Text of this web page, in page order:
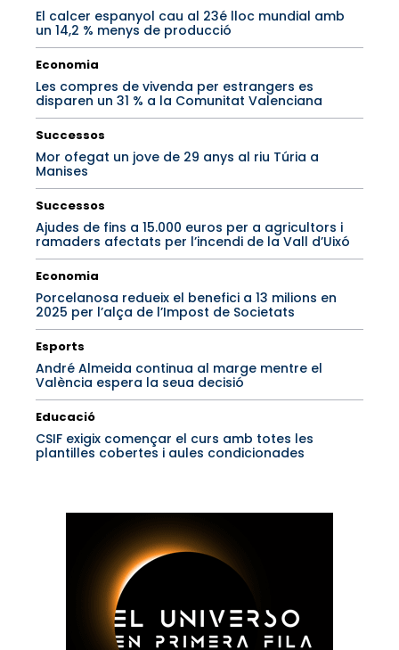
El calcer espanyol cau al 23é lloc mundial amb
un 14,2 % menys de producció
Economia
Les compres de vivenda per estrangers es
disparen un 31 % a la Comunitat Valenciana
Successos
Mor ofegat un jove de 29 anys al riu Túria a
Manises
Successos
Ajudes de fins a 15.000 euros per a agricultors i
ramaders afectats per l’incendi de la Vall d’Uixó
Economia
Porcelanosa redueix el benefici a 13 milions en
2025 per l’alça de l’Impost de Societats
Esports
André Almeida continua al marge mentre el
València espera la seua decisió
Educació
CSIF exigix començar el curs amb totes les
plantilles cobertes i aules condicionades